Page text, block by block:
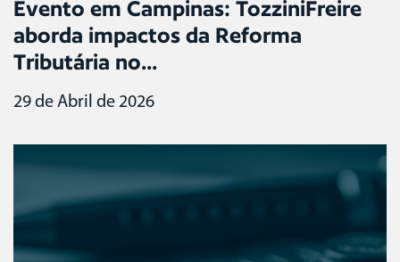
Evento em Campinas: TozziniFreire
aborda impactos da Reforma
Tributária no...
29 de Abril de 2026